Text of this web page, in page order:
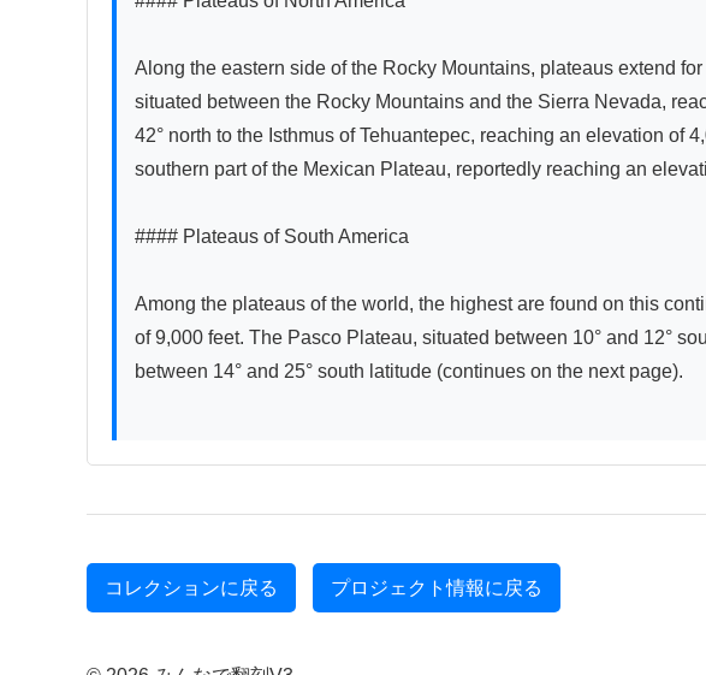
Along the eastern side of the Rocky Mountains, plateaus extend
situated between the Rocky Mountains and the Sierra Nevada,
42° north to the Isthmus of Tehuantepec, reaching an elevation of
southern part of the Mexican Plateau, reportedly reaching an
#### Plateaus of South America
Among the plateaus of the world, the highest are found on this
of 9,000 feet. The Pasco Plateau, situated between 10° and 12°
between 14° and 25° south latitude (continues on the next page).
コレクションに戻る プロジェクト情報に戻る